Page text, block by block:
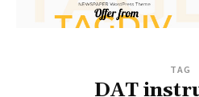
TAG
DAT